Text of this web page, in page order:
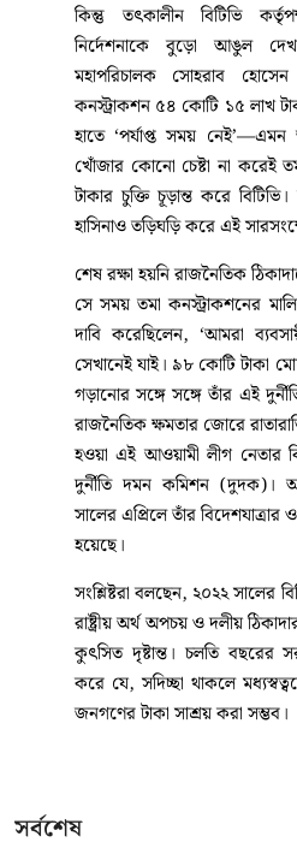
কিন্তু তৎকালীন বিটিভি
নির্দেশনাকে বুড়ো আঙুল
মহাপরিচালক সোহরাব
কনস্ট্রাকশন ৫৪ কোটি ১৫ লাখ
হাতে ‘পর্যাপ্ত সময়
খোঁজার কোনো চেষ্টা না করেই
টাকার চুক্তি চূড়ান্ত করে বিটিভি।
হাসিনাও তড়িঘড়ি করে এই
শেষ রক্ষা হয়নি রাজনৈতিক
সে সময় তমা কনস্ট্রাকশনের
দাবি করেছিলেন, ‘আমরা
সেখানেই যাই। ৯৮ কোটি টাকা
গড়ানোর সঙ্গে সঙ্গে তাঁর এই
রাজনৈতিক ক্ষমতার জোরে
হওয়া এই আওয়ামী লীগ নেতার
দুর্নীতি দমন কমিশন (দুদক)।
সালের এপ্রিলে তাঁর বিদেশযাত্রার
হয়েছে।
সংশ্লিষ্টরা বলছেন, ২০২২ সালের
রাষ্ট্রীয় অর্থ অপচয় ও দলীয়
কুৎসিত দৃষ্টান্ত। চলতি বছরের
করে যে, সদিচ্ছা থাকলে
জনগণের টাকা সাশ্রয় করা সম্ভব।
সর্বশেষ